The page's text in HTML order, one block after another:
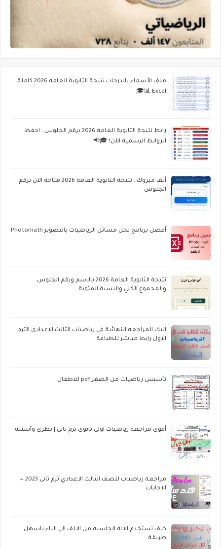
ملف الأسماء بالدرجات نتيجة الثانوية العامة 2026 كاملة
Excel 📊🎓
رابط نتيجة الثانوية العامة 2026 برقم الجلوس.. احفظ
الروابط الرسمية الآن! 🎓📢
ألف مبروك.. نتيجة الثانوية العامة 2026 متاحة الآن برقم
الجلوس
أفضل برنامج لحل مسائل الرياضيات بالتصوير Photomath
نتيجة الثانوية العامة 2026 بالاسم ورقم الجلوس
والمجموع الكلي والنسبة المئوية
اليك المراجعة النهائية فى رياضيات الثالث الاعدادى الترم
الاول رابط مباشر للطباعة
تأسيس رياضيات من الصفر pdf للاطفال
أقوى مراجعة رياضيات اولى ثانوى ترم تانى | نظرى وأسئلة
مراجعة رياضيات للصف الثالث الاعدادي ترم تانى 2023 +
الاجابات
كيف تستخدم الاله الحاسبة من الالف الي الياء باسهل
طريقة